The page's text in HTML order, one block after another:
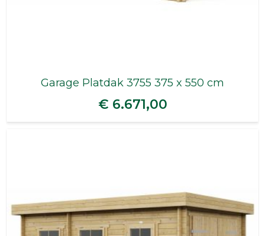
Garage Platdak 3755 375 x 550 cm
€ 6.671,00